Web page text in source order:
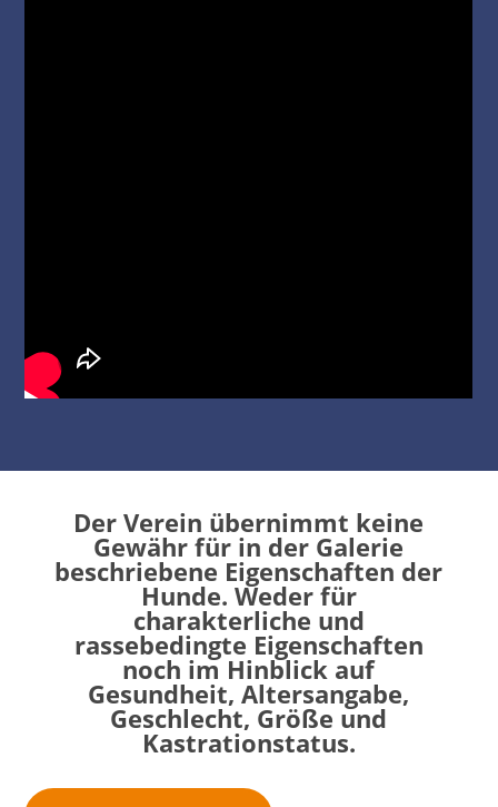
Der Verein übernimmt keine
Gewähr für in der Galerie
beschriebene Eigenschaften der
Hunde. Weder für
charakterliche und
rassebedingte Eigenschaften
noch im Hinblick auf
Gesundheit, Altersangabe,
Geschlecht, Größe und
Kastrationstatus.